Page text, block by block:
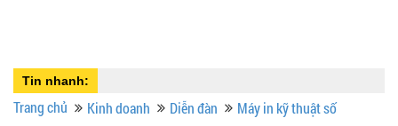
Tin nhanh:
Trang chủ Kinh doanh Diễn đàn Máy in kỹ thuật số